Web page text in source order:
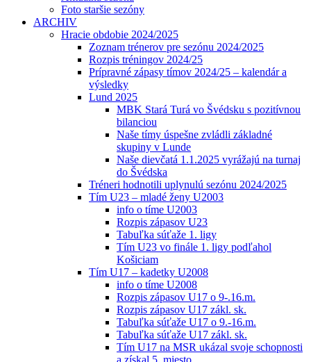
Foto staršie sezóny
ARCHIV
Hracie obdobie 2024/2025
Zoznam trénerov pre sezónu 2024/2025
Rozpis tréningov 2024/25
Prípravné zápasy tímov 2024/25 – kalendár a
výsledky
Lund 2025
MBK Stará Turá vo Švédsku s pozitívnou
bilanciou
Naše tímy úspešne zvládli základné
skupiny v Lunde
Naše dievčatá 1.1.2025 vyrážajú na turnaj
do Švédska
Tréneri hodnotili uplynulú sezónu 2024/2025
Tím U23 – mladé ženy U2003
info o tíme U2003
Rozpis zápasov U23
Tabuľka súťaže 1. ligy
Tím U23 vo finále 1. ligy podľahol
Košiciam
Tím U17 – kadetky U2008
info o tíme U2008
Rozpis zápasov U17 o 9-.16.m.
Rozpis zápasov U17 zákl. sk.
Tabuľka súťaže U17 o 9.-16.m.
Tabuľka súťaže U17 zákl. sk.
Tím U17 na MSR ukázal svoje schopnosti
a získal 5. miesto